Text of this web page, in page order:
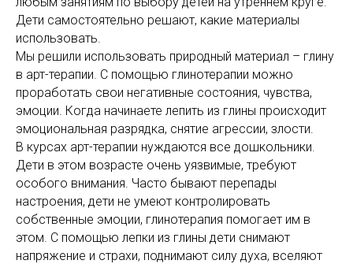
Дети самостоятельно решают, какие материалы
использовать.
Мы решили использовать природный материал – глину
в арт-терапии. С помощью глинотерапии можно
проработать свои негативные состояния, чувства,
эмоции. Когда начинаете лепить из глины происходит
эмоциональная разрядка, снятие агрессии, злости.
В курсах арт-терапии нуждаются все дошкольники.
Дети в этом возрасте очень уязвимые, требуют
особого внимания. Часто бывают перепады
настроения, дети не умеют контролировать
собственные эмоции, глинотерапия помогает им в
этом. С помощью лепки из глины дети снимают
напряжение и страхи, поднимают силу духа, вселяют